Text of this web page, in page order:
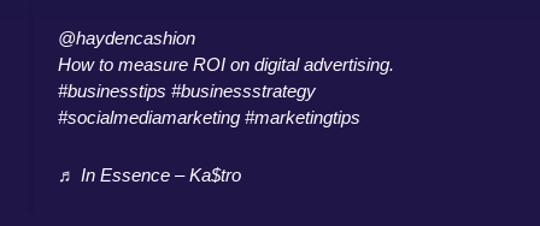
@haydencashion
How to measure ROI on digital advertising.
#businesstips #businessstrategy
#socialmediamarketing #marketingtips
♬ In Essence – Ka$tro